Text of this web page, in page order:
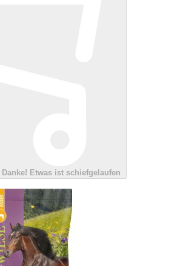
Danke! Etwas ist schiefgelaufen